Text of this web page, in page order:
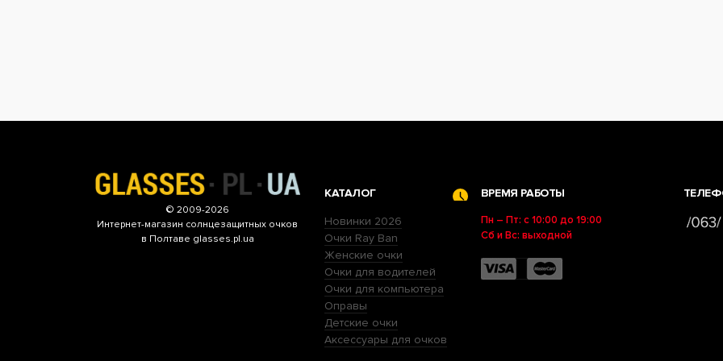
© 2009-2026
Интернет-магазин солнцезащитных очков
в Полтаве glasses.pl.ua
КАТАЛОГ
Новинки 2026
Очки Ray Ban
Женские очки
Очки для водителей
Очки для компьютера
Оправы
Детские очки
Аксессуары для очков
ВРЕМЯ РАБОТЫ
Пн – Пт: с 10:00 до 19:00
Сб и Вс: выходной